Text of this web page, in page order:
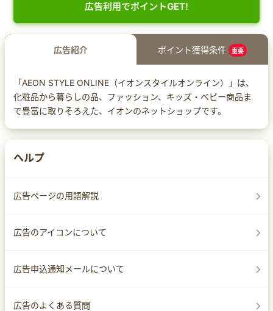
広告利用でポイントGET!
広告紹介 ポイント獲得条件 重要
「AEON STYLE ONLINE（イオンスタイルオンライン）」は、
化粧品から暮らしの品、ファッション、キッズ・ベビー商品ま
で豊富に取りそろえた、イオンのネットショップです。
ヘルプ
広告ページの用語解説
広告のアイコンについて
広告申込通知メールについて
広告のよくある質問